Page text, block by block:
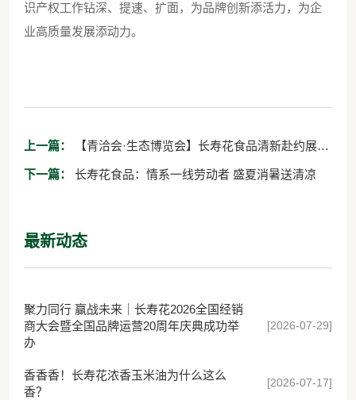
识产权工作钻深、提速、扩面，为品牌创新添活力，为企
业高质量发展添动力。
上一篇：
采谋发展
下一篇： 长寿花食品：情系一线劳动者 盛夏消暑送清凉
最新动态
聚力同行 赢战未来｜长寿花2026全国经销
商大会暨全国品牌运营20周年庆典成功举
办
[2026-07-29]
香香香！长寿花浓香玉米油为什么这么
香？
[2026-07-17]